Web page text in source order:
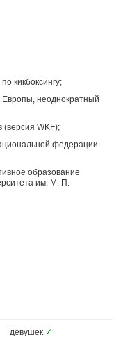
кикбоксингу;
неоднократный
WKF);
федерации
образование
им. М. П.
девушек ✓